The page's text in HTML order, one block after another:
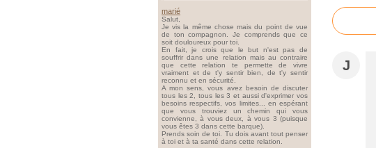
marié
Salut,
Je vis la même chose mais du point de vue
de ton compagnon. Je comprends que ce
soit douloureux pour toi.
En fait, je crois que le but n'est pas de
souffrir dans une relation mais au contraire
que cette relation te permette de vivre
vraiment et de t'y sentir bien, de t'y sentir
reconnu et en sécurité.
A mon sens, vous avez besoin de discuter
tous les 2, tous les 3 et aussi d'exprimer vos
besoins respectifs, vos limites... en espérant
que vous trouviez un chemin qui vous
convienne, à vous deux, à vous 3 (puisque
vous êtes 3 dans cette barque).
Prends soin de toi. Tu dois avant tout penser
à toi et à ta santé dans cette relation.
J